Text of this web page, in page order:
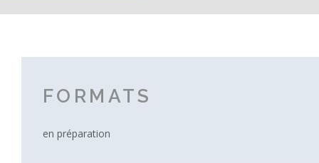
FORMATS
en préparation